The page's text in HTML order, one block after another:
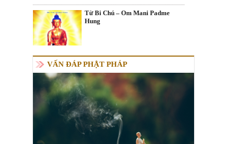
Từ Bi Chú – Om Mani Padme
Hung
VẤN ĐÁP PHẬT PHÁP